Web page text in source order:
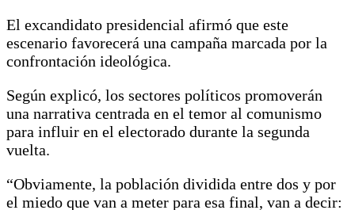
El excandidato presidencial afirmó que este
escenario favorecerá una campaña marcada por la
confrontación ideológica.
Según explicó, los sectores políticos promoverán
una narrativa centrada en el temor al comunismo
para influir en el electorado durante la segunda
vuelta.
“Obviamente, la población dividida entre dos y por
el miedo que van a meter para esa final, van a decir: